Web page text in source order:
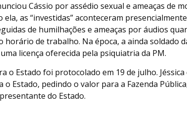
Cássio por assédio sexual e ameaças de
ela, as “investidas” aconteceram
de humilhações e ameaças por áudios
de trabalho. Na época, a ainda soldado
licença oferecida pela psiquiatria da PM.
o Estado foi protocolado em 19 de julho.
o Estado, pedindo o valor para a Fazenda
do Estado.